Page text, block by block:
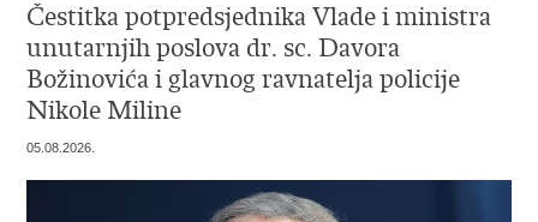
Čestitka potpredsjednika Vlade i ministra
unutarnjih poslova dr. sc. Davora
Božinovića i glavnog ravnatelja policije
Nikole Miline
05.08.2026.